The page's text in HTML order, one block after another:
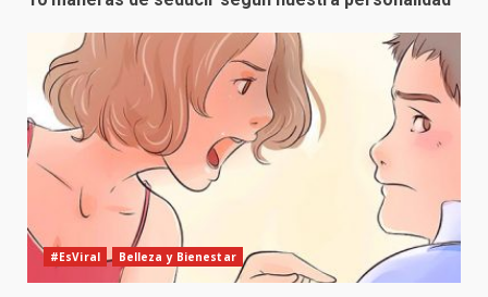
#EsViral Belleza y Bienestar